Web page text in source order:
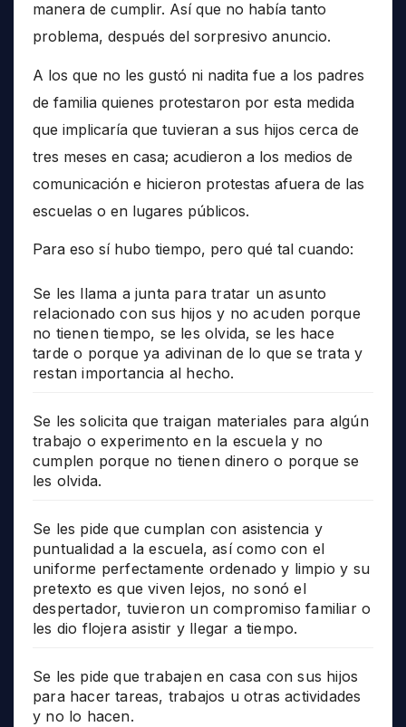
manera de cumplir. Así que no había tanto
problema, después del sorpresivo anuncio.
A los que no les gustó ni nadita fue a los padres
de familia quienes protestaron por esta medida
que implicaría que tuvieran a sus hijos cerca de
tres meses en casa; acudieron a los medios de
comunicación e hicieron protestas afuera de las
escuelas o en lugares públicos.
Para eso sí hubo tiempo, pero qué tal cuando:
Se les llama a junta para tratar un asunto
relacionado con sus hijos y no acuden porque
no tienen tiempo, se les olvida, se les hace
tarde o porque ya adivinan de lo que se trata y
restan importancia al hecho.
Se les solicita que traigan materiales para algún
trabajo o experimento en la escuela y no
cumplen porque no tienen dinero o porque se
les olvida.
Se les pide que cumplan con asistencia y
puntualidad a la escuela, así como con el
uniforme perfectamente ordenado y limpio y su
pretexto es que viven lejos, no sonó el
despertador, tuvieron un compromiso familiar o
les dio flojera asistir y llegar a tiempo.
Se les pide que trabajen en casa con sus hijos
para hacer tareas, trabajos u otras actividades
y no lo hacen.